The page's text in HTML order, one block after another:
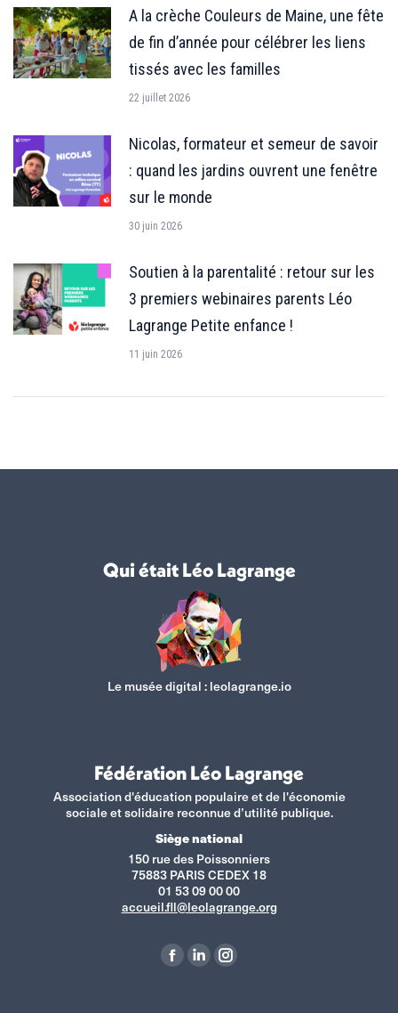
A la crèche Couleurs de Maine, une fête
de fin d’année pour célébrer les liens
tissés avec les familles
22 juillet 2026
Nicolas, formateur et semeur de savoir
: quand les jardins ouvrent une fenêtre
sur le monde
30 juin 2026
Soutien à la parentalité : retour sur les
3 premiers webinaires parents Léo
Lagrange Petite enfance !
11 juin 2026
Qui était Léo Lagrange
Le musée digital :leolagrange.io
Fédération Léo Lagrange
Association d'éducation populaire et de l'économie
sociale et solidaire reconnue d’utilité publique.
Siège national
150 rue des Poissonniers
75883 PARIS CEDEX 18
01 53 09 00 00
accueil.fll@leolagrange.org
La
La
La